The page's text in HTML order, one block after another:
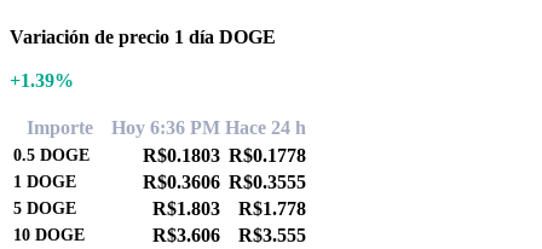
Variación de precio 1 día DOGE
+1.39%
Importe Hoy 6:36 PM Hace 24 h
0.5 DOGE R$0.1803 R$0.1778
1 DOGE R$0.3606 R$0.3555
5 DOGE R$1.803 R$1.778
10 DOGE R$3.606 R$3.555